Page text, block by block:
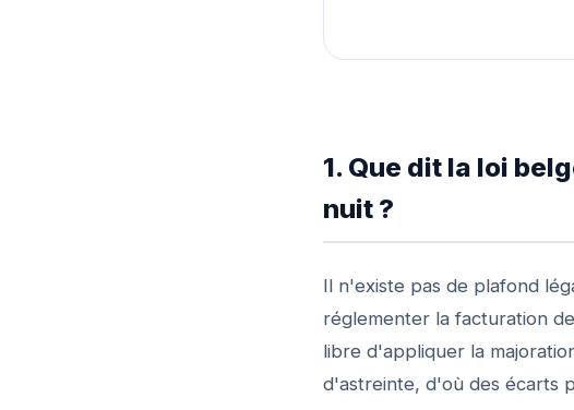
1. Que dit la loi
nuit ?
Il n'existe pas de plafond
réglementer la facturation
libre d'appliquer la
d'astreinte, d'où des écarts